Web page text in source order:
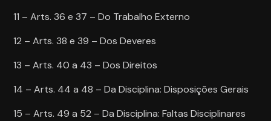
11 – Arts. 36 e 37 – Do Trabalho Externo
12 – Arts. 38 e 39 – Dos Deveres
13 – Arts. 40 a 43 – Dos Direitos
14 – Arts. 44 a 48 – Da Disciplina: Disposições Gerais
15 – Arts. 49 a 52 – Da Disciplina: Faltas Disciplinares